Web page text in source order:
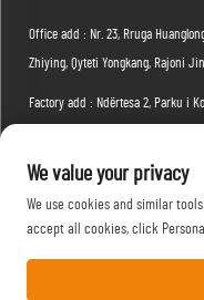
Office add : Nr. 23, Rruga
Zhiying, Qyteti Yongkang, Rajoni
Factory add : Ndërtesa 2, Parku i
Email:[email protected]
Telefoni:+86-15088234353
We value your privacy
We use cookies and similar
accept all cookies, click